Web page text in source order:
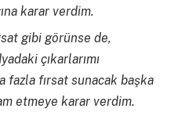
karar verdim.
gibi görünse de,
çıkarlarımı
fazla fırsat sunacak başka
etmeye karar verdim.